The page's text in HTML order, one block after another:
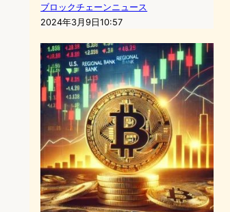
ブロックチェーンニュース
2024年3月9日10:57